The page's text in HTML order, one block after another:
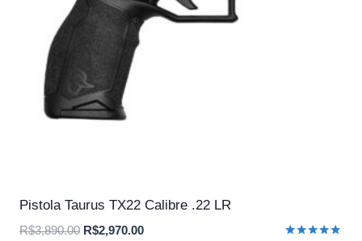
Pistola Taurus TX22 Calibre .22 LR
R$3,890.00 O
R$2,970.00O